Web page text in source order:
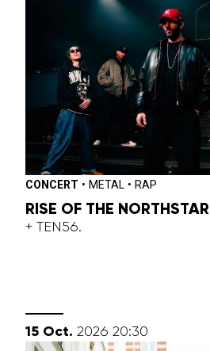
CONCERT • METAL • RAP
RISE OF THE NORTHSTAR
+ TEN56.
15 octobre
Oct. 2026 20:30